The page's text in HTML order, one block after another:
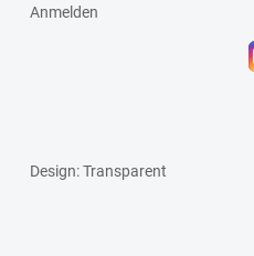
Anmelden
Design: Transparent